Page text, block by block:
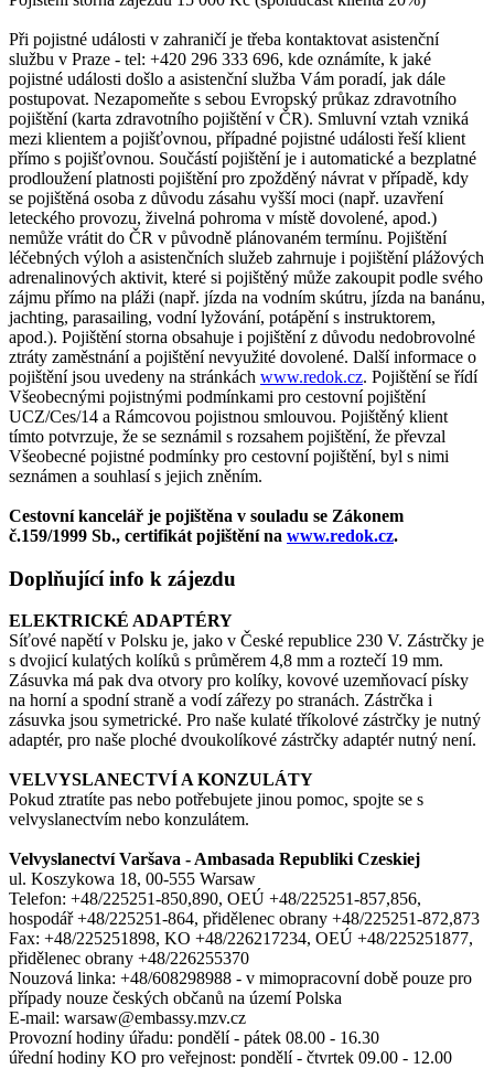
Při pojistné události v zahraničí je třeba kontaktovat asistenční
službu v Praze - tel: +420 296 333 696, kde oznámíte, k jaké
pojistné události došlo a asistenční služba Vám poradí, jak dále
postupovat. Nezapomeňte s sebou Evropský průkaz zdravotního
pojištění (karta zdravotního pojištění v ČR). Smluvní vztah vzniká
mezi klientem a pojišťovnou, případné pojistné události řeší klient
přímo s pojišťovnou. Součástí pojištění je i automatické a bezplatné
prodloužení platnosti pojištění pro zpožděný návrat v případě, kdy
se pojištěná osoba z důvodu zásahu vyšší moci (např. uzavření
leteckého provozu, živelná pohroma v místě dovolené, apod.)
nemůže vrátit do ČR v původně plánovaném termínu. Pojištění
léčebných výloh a asistenčních služeb zahrnuje i pojištění plážových
adrenalinových aktivit, které si pojištěný může zakoupit podle svého
zájmu přímo na pláži (např. jízda na vodním skútru, jízda na banánu,
jachting, parasailing, vodní lyžování, potápění s instruktorem,
apod.). Pojištění storna obsahuje i pojištění z důvodu nedobrovolné
ztráty zaměstnání a pojištění nevyužité dovolené. Další informace o
pojištění jsou uvedeny na stránkách www.redok.cz. Pojištění se řídí
Všeobecnými pojistnými podmínkami pro cestovní pojištění
UCZ/Ces/14 a Rámcovou pojistnou smlouvou. Pojištěný klient
tímto potvrzuje, že se seznámil s rozsahem pojištění, že převzal
Všeobecné pojistné podmínky pro cestovní pojištění, byl s nimi
seznámen a souhlasí s jejich zněním.
Cestovní kancelář je pojištěna v souladu se Zákonem
č.159/1999 Sb., certifikát pojištění na www.redok.cz.
Doplňující info k zájezdu
ELEKTRICKÉ ADAPTÉRY
Síťové napětí v Polsku je, jako v České republice 230 V. Zástrčky je
s dvojicí kulatých kolíků s průměrem 4,8 mm a roztečí 19 mm.
Zásuvka má pak dva otvory pro kolíky, kovové uzemňovací písky
na horní a spodní straně a vodí zářezy po stranách. Zástrčka i
zásuvka jsou symetrické. Pro naše kulaté tříkolové zástrčky je nutný
adaptér, pro naše ploché dvoukolíkové zástrčky adaptér nutný není.
VELVYSLANECTVÍ A KONZULÁTY
Pokud ztratíte pas nebo potřebujete jinou pomoc, spojte se s
velvyslanectvím nebo konzulátem.
Velvyslanectví Varšava - Ambasada Republiki Czeskiej
ul. Koszykowa 18, 00-555 Warsaw
Telefon: +48/225251-850,890, OEÚ +48/225251-857,856,
hospodář +48/225251-864, přidělenec obrany +48/225251-872,873
Fax: +48/225251898, KO +48/226217234, OEÚ +48/225251877,
přidělenec obrany +48/226255370
Nouzová linka: +48/608298988 - v mimopracovní době pouze pro
případy nouze českých občanů na území Polska
E-mail: warsaw@embassy.mzv.cz
Provozní hodiny úřadu: pondělí - pátek 08.00 - 16.30
úřední hodiny KO pro veřejnost: pondělí - čtvrtek 09.00 - 12.00